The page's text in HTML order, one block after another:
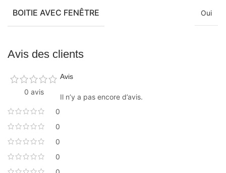
BOITIE AVEC FENÊTRE Oui
Avis des clients
0 avis
0
0
0
0
Avis
Il n’y a pas encore d’avis.